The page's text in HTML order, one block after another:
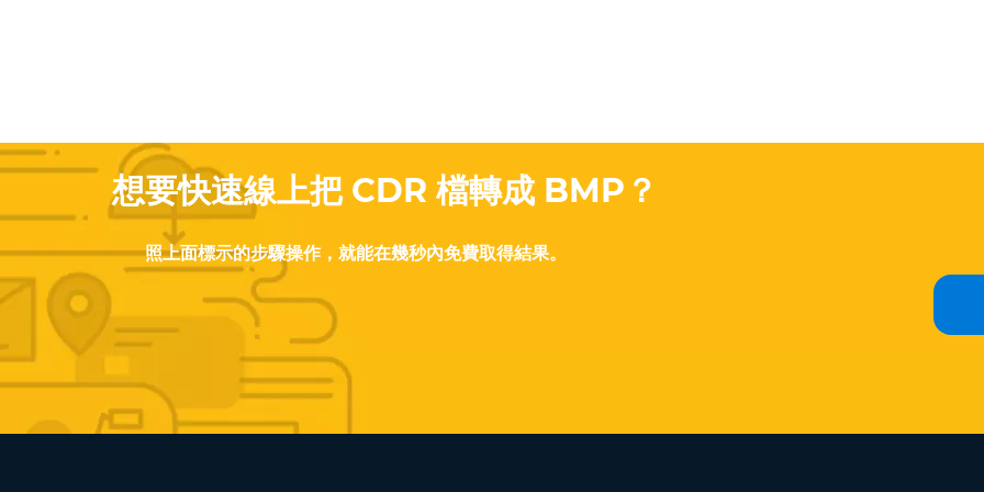
想要快速線上把 CDR 檔轉成 BMP？
照上面標示的步驟操作，就能在幾秒內免費取得結果。